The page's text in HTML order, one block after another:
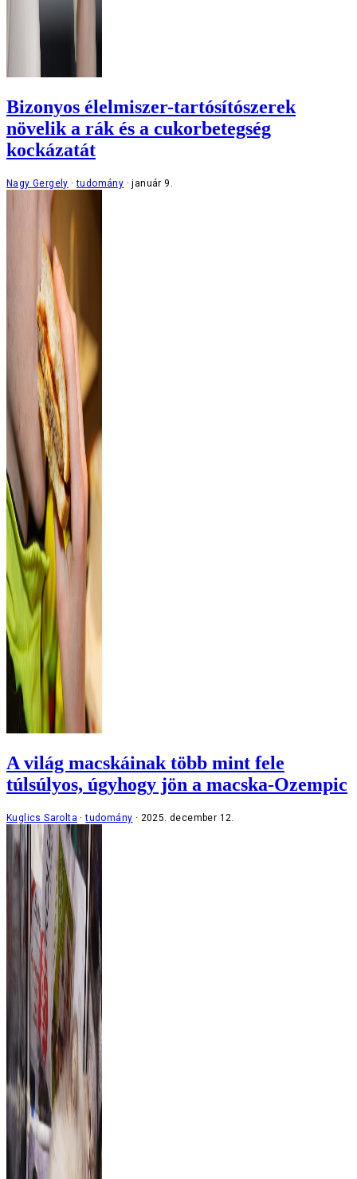
Bizonyos élelmiszer-tartósítószerek
növelik a rák és a cukorbetegség
kockázatát
Nagy Gergely tudomány január 9.
A világ macskáinak több mint fele
túlsúlyos, úgyhogy jön a macska-Ozempic
Kuglics Sarolta tudomány 2025. december 12.